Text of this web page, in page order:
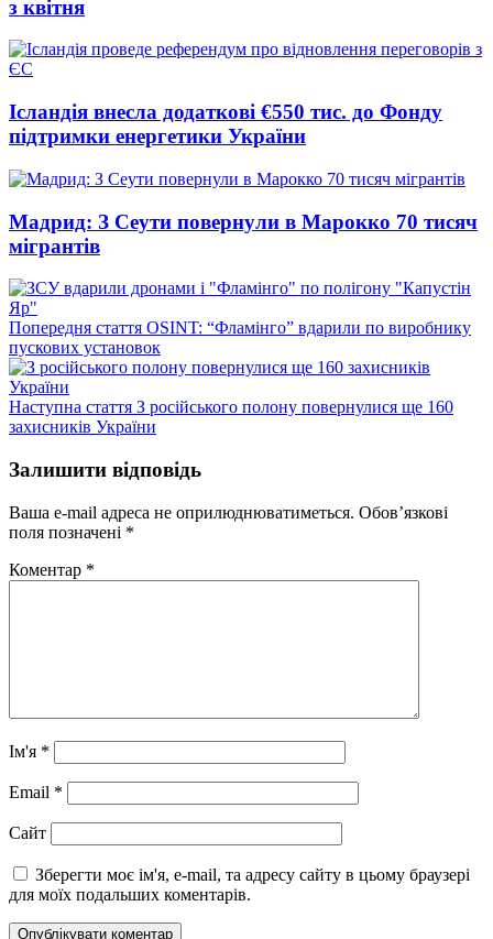
з квітня
Ісландія внесла додаткові €550 тис. до Фонду
підтримки енергетики України
Мадрид: З Сеути повернули в Марокко 70 тисяч
мігрантів
Попередня стаття Попередній
запис:
OSINT: “Фламінго” вдарили по виробнику
пускових установок
Наступна стаття Наступний
запис:
З російського полону повернулися ще 160
захисників України
Залишити відповідь
Ваша e-mail адреса не оприлюднюватиметься. Обов’язкові
поля позначені *
Коментар *
Ім'я *
Email *
Сайт
Зберегти моє ім'я, e-mail, та адресу сайту в цьому браузері
для моїх подальших коментарів.